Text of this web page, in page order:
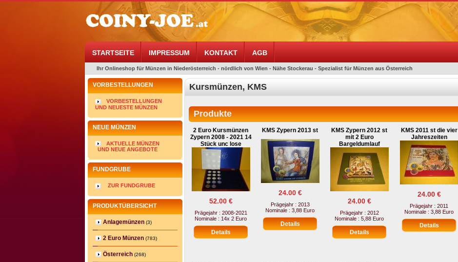
STARTSEITE IMPRESSUM KONTAKT AGB
Ihr Onlineshop für Münzen in Niederösterreich - nördlich von Wien - Nähe Stockerau - Spezialist für Münzen aus Österreich
VORBESTELLUNGEN
VORBESTELLUNGEN
UND NEUESTE MÜNZEN
NEUE MÜNZEN
AKTUELLE MÜNZEN
UND NEUE ANGEBOTE
FUNDGRUBE
ZUR FUNDGRUBE
PRODUKTÜBERSICHT
Anlagemünzen (3)
2 Euro Münzen (783)
Österreich (268)
Kursmünzen, KMS
Produkte
2 Euro Kursmünzen
Zypern 2008 - 2021 14
Stück unc lose
52.00 €
Prägejahr : 2008-2021
Nominale : 14x 2 Euro
KMS Zypern 2013 st
24.00 €
Prägejahr : 2013
Nominale : 3,88 Euro
KMS Zypern 2012 st
mit 2 Euro
Bargeldumlauf
24.00 €
Prägejahr : 2012
Nominale : 5,88 Euro
KMS 2011 st die vier
Jahreszeiten
24.00 €
Prägejahr : 2011
Nominale : 3,88 Euro